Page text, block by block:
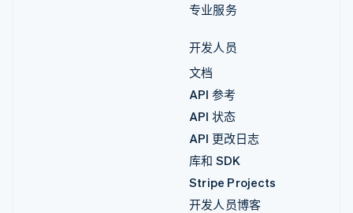
专业服务
开发人员
文档
API 参考
API 状态
API 更改日志
库和 SDK
Stripe Projects
开发人员博客